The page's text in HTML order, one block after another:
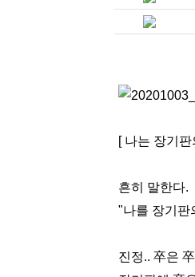
[ 나는 장기
흔히 말한다.
"나를 장기판
진정.. 卒은